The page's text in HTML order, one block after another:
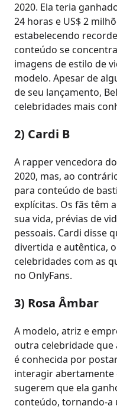
2020. Ela teria
24 horas e US$ 2
estabelecendo
conteúdo se
imagens de estilo de
modelo. Apesar de
de seu lançamento,
celebridades mais
2) Cardi B
A rapper vencedora
2020, mas, ao
para conteúdo de
explícitas. Os fãs têm
sua vida, prévias de
pessoais. Cardi disse
divertida e autêntica,
celebridades com as
no OnlyFans.
3) Rosa Âmbar
A modelo, atriz e
outra celebridade que
é conhecida por
interagir abertamente
sugerem que ela
conteúdo, tornando-a